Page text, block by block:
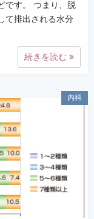
です。 つまり、脱
て排出される水分
続きを読む
内科